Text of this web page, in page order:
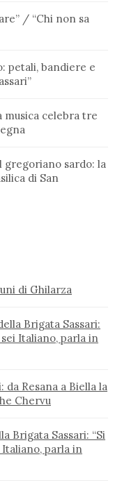
/ “Chi non sa
petali, bandiere e
musica celebra tre
gregoriano sardo: la
di San
di Ghilarza
Brigata Sassari:
sei Italiano, parla in
da Resana a Biella la
Chervu
Brigata Sassari: “Si
Italiano, parla in